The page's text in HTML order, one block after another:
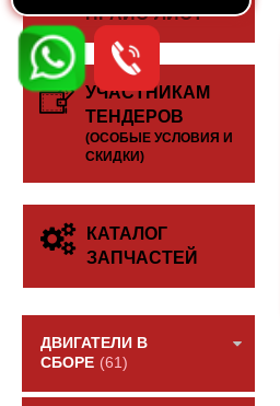
ПРАЙС-ЛИСТ
УЧАСТНИКАМ
ТЕНДЕРОВ
(ОСОБЫЕ УСЛОВИЯ И
СКИДКИ)
КАТАЛОГ
ЗАПЧАСТЕЙ
ДВИГАТЕЛИ В
СБОРЕ (61)